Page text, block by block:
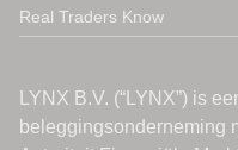
Real Traders Know